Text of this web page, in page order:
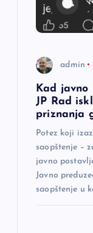
admin
Kad javno
JP Rad
priznanja
Potez koji
saopštenje –
javno
Javno
saopštenje u